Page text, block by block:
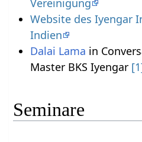
Vereinigung
Website des Iyengar
Indien
Dalai Lama in
Master BKS Iyengar
Seminare